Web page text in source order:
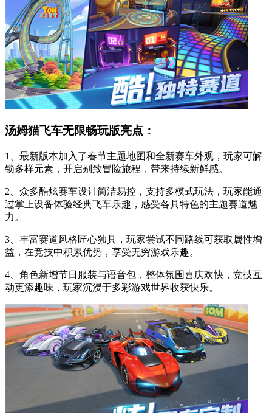
汤姆猫飞车无限畅玩版亮点：
1、最新版本加入了春节主题地图和全新赛车外观，玩家可解
锁多样元素，开启别致冒险旅程，带来持续新鲜感。
2、众多酷炫赛车设计简洁易控，支持多模式玩法，玩家能通
过掌上设备体验经典飞车乐趣，感受各具特色的主题赛道魅
力。
3、丰富赛道风格匠心独具，玩家尝试不同路线可获取属性增
益，在竞技中积累优势，享受无穷游戏乐趣。
4、角色新增节日服装与语音包，整体氛围喜庆欢快，竞技互
动更添趣味，玩家沉浸于多彩游戏世界收获快乐。